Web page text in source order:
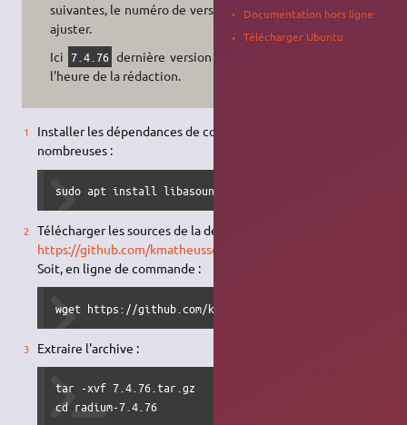
suivantes, le numéro de version est à
ajuster.
Ici 7.4.76 dernière version stable à
l'heure de la rédaction.
Installer les dépendances de compilation, elles sont
nombreuses :
sudo apt install libasound2-dev libjack-jackd2-dev
Télécharger les sources de la dernière version sur
https://github.com/kmatheussen/radium/tags
Soit, en ligne de commande :
wget https://github.com/kmatheussen/radium/archive/
Extraire l'archive :
tar -xvf 7.4.76.tar.gz
cd radium-7.4.76
Documentation hors ligne
Télécharger Ubuntu